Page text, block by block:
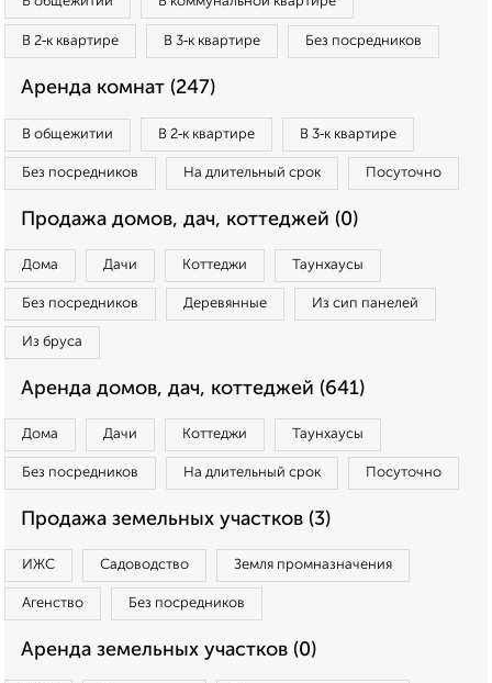
В 2‑к квартире В 3‑к квартире Без посредников
Аренда комнат (247)
В общежитии В 2‑к квартире В 3‑к квартире
Без посредников На длительный срок Посуточно
Продажа домов, дач, коттеджей (0)
Дома Дачи Коттеджи Таунхаусы
Без посредников Деревянные Из сип панелей
Из бруса
Аренда домов, дач, коттеджей (641)
Дома Дачи Коттеджи Таунхаусы
Без посредников На длительный срок Посуточно
Продажа земельных участков (3)
ИЖС Садоводство Земля промназначения
Агенство Без посредников
Аренда земельных участков (0)